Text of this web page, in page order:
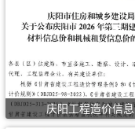
庆阳工程造价信息